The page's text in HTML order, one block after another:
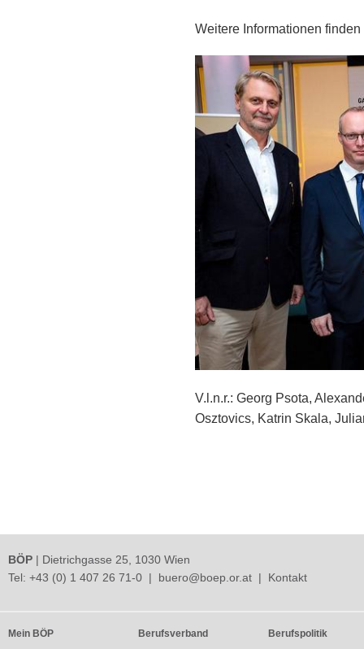
Weitere Informationen
V.l.n.r.: Georg Psota,
Osztovics, Katrin Skala,
BÖP | Dietrichgasse 25, 1030 Wien
Tel: +43 (0) 1 407 26 71-0 | buero@boep.or.at | Kontakt
Mein BÖP
Berufsverband
Berufspolitik